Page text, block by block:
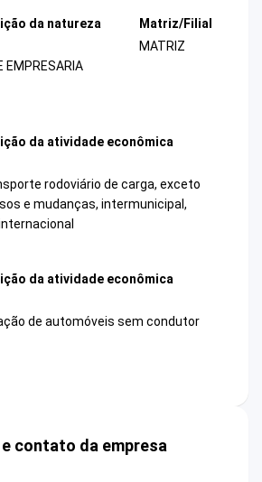
da natureza
EMPRESARIA
Matriz/Filial
MATRIZ
da atividade econômica
rodoviário de carga, exceto
e mudanças, intermunicipal,
da atividade econômica
de automóveis sem condutor
contato da empresa